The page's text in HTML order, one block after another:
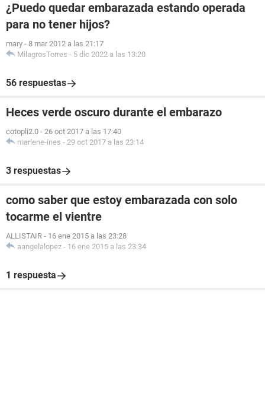
¿Puedo quedar embarazada estando operada
para no tener hijos?
mary - 8 mar 2012 a las 21:17
MilagrosTorres - 5 dic 2022 a las 13:20
56 respuestas
Heces verde oscuro durante el embarazo
cotopli2.0 - 26 oct 2017 a las 17:40
marlene-ines - 29 oct 2017 a las 23:14
3 respuestas
como saber que estoy embarazada con solo
tocarme el vientre
ALLISTAIR - 16 ene 2015 a las 23:28
aangelalopez - 16 ene 2015 a las 23:34
1 respuesta